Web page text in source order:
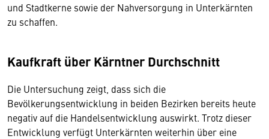
und Stadtkerne sowie der Nahversorgung in Unterkärnten
zu schaffen.
Kaufkraft über Kärntner Durchschnitt
Die Untersuchung zeigt, dass sich die
Bevölkerungsentwicklung in beiden Bezirken bereits heute
negativ auf die Handelsentwicklung auswirkt. Trotz dieser
Entwicklung verfügt Unterkärnten weiterhin über eine